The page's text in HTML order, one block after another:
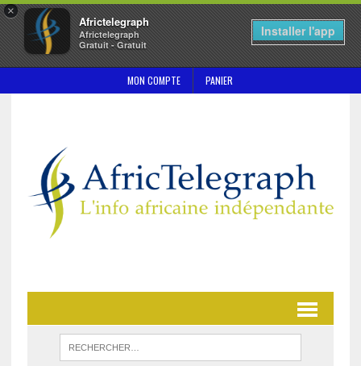
×
Africtelegraph
Africtelegraph
Gratuit - Gratuit
Installer l'app
MON COMPTE PANIER